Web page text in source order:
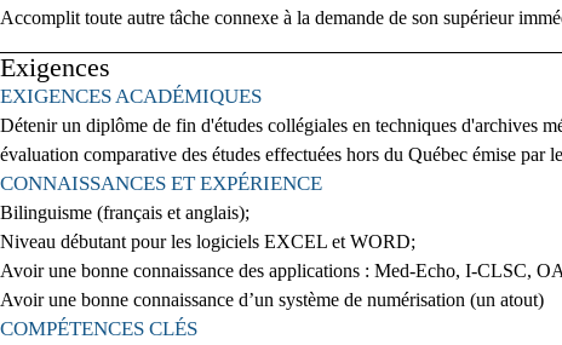
Accomplit toute autre tâche connexe à la demande de son supérieur
Exigences
Press space or enter keys to toggle section visibility
EXIGENCES ACADÉMIQUES
Détenir un diplôme de fin d'études collégiales en techniques d'archives
évaluation comparative des études effectuées hors du Québec émise par
CONNAISSANCES ET EXPÉRIENCE
Bilinguisme (français et anglais);
Niveau débutant pour les logiciels EXCEL et WORD;
Avoir une bonne connaissance des applications : Med-Echo, I-CLSC,
Avoir une bonne connaissance d’un système de numérisation (un atout)
COMPÉTENCES CLÉS